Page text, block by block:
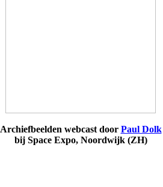
Archiefbeelden webcast door Paul Dolk
bij Space Expo, Noordwijk (ZH)